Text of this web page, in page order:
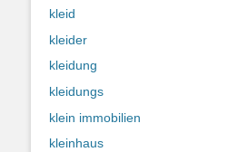
kleid
kleider
kleidung
kleidungs
klein immobilien
kleinhaus